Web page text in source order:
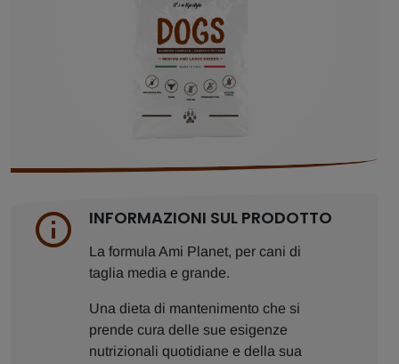
INFORMAZIONI SUL PRODOTTO
La formula Ami Planet, per cani di
taglia media e grande.
Una dieta di mantenimento che si
prende cura delle sue esigenze
nutrizionali quotidiane e della sua